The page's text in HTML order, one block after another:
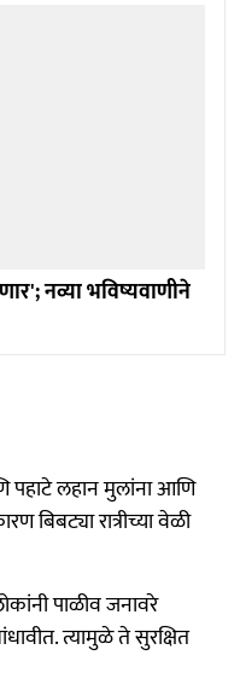
नव्या भविष्यवाणीने
लहान मुलांना आणि
बिबट्या रात्रीच्या वेळी
पाळीव जनावरे
त्यामुळे ते सुरक्षित